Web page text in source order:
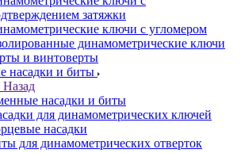
затяжки
ключи с угломером
динамометрические ключи
и винтоверты
насадки и биты
Назад
насадки и биты
для динамометрических ключей
насадки
для динамометрических отверток